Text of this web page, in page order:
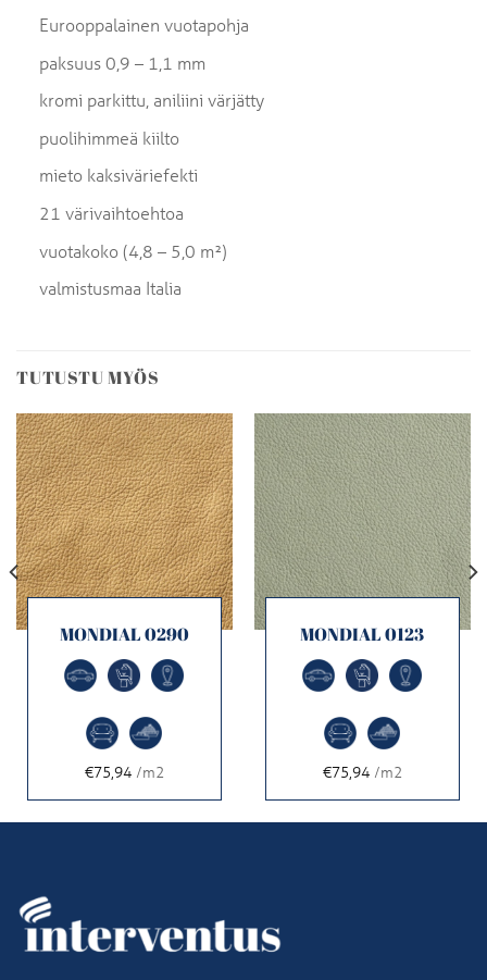
Eurooppalainen vuotapohja
paksuus 0,9 – 1,1 mm
kromi parkittu, aniliini värjätty
puolihimmeä kiilto
mieto kaksiväriefekti
21 värivaihtoehtoa
vuotakoko (4,8 – 5,0 m²)
valmistusmaa Italia
TUTUSTU MYÖS
MONDIAL 0290
€75,94/m2
MONDIAL 0123
€75,94/m2